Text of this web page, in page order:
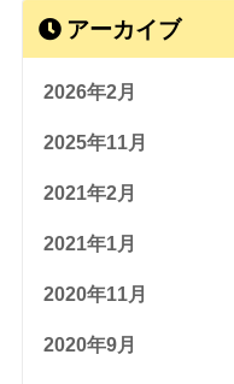
アーカイブ
2026年2月
2025年11月
2021年2月
2021年1月
2020年11月
2020年9月